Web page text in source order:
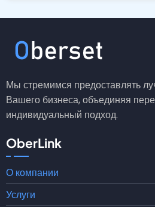
Мы стремимся предоставлять
Вашего бизнеса, объединяя
индивидуальный подход.
OberLink
О компании
Услуги